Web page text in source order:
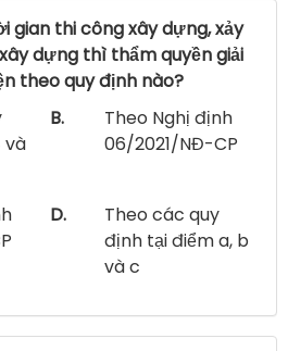
gian thi công xây dựng, xảy
dựng thì thẩm quyền giải
theo quy định nào?
và
B.
Theo Nghị định
06/2021/NĐ-CP
D.
Theo các quy
định tại điểm a, b
và c